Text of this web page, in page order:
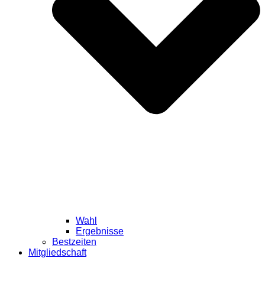
Wahl
Ergebnisse
Bestzeiten
Mitgliedschaft